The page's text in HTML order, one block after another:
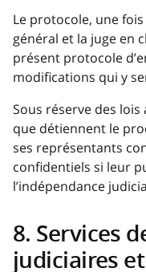
Le protocole, une
général et la juge en
présent protocole
modifications qui y
Sous réserve des
que détiennent le
ses représentants
confidentiels si leur
l’indépendance
8. Services
judiciaires